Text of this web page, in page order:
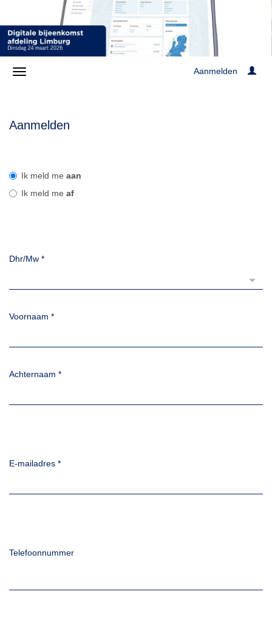
Aanmelden
Aanmelden
Ik meld me aan
Ik meld me af
Dhr/Mw *
Voornaam *
Achternaam *
E-mailadres *
Telefoonnummer